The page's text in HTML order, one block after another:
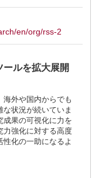
en/org/rss-2
ルを拡大展開
海外や国内からでも
状況が続いていま
成果の可視化に力を
力強化に対する高度
化の一助になるよ